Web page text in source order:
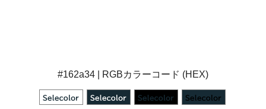
#162a34 | RGBカラーコード (HEX)